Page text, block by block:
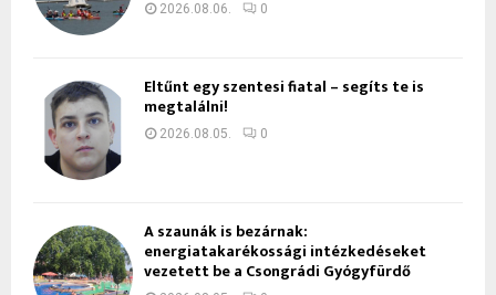
2026.08.06. 0
Eltűnt egy szentesi fiatal – segíts te is
megtalálni!
2026.08.05. 0
A szaunák is bezárnak:
energiatakarékossági intézkedéseket
vezetett be a Csongrádi Gyógyfürdő